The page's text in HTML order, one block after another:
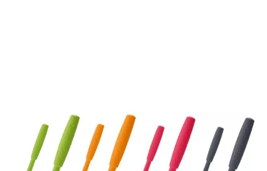
Der Zeckenhaken Ajka von Hunter besteht aus einem
kleinen und einem großen Haken, somit kann jede Zecke